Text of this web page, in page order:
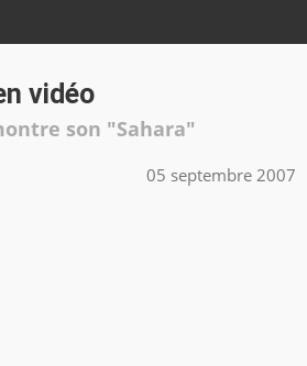
vidéo
son "Sahara"
05 septembre 2007